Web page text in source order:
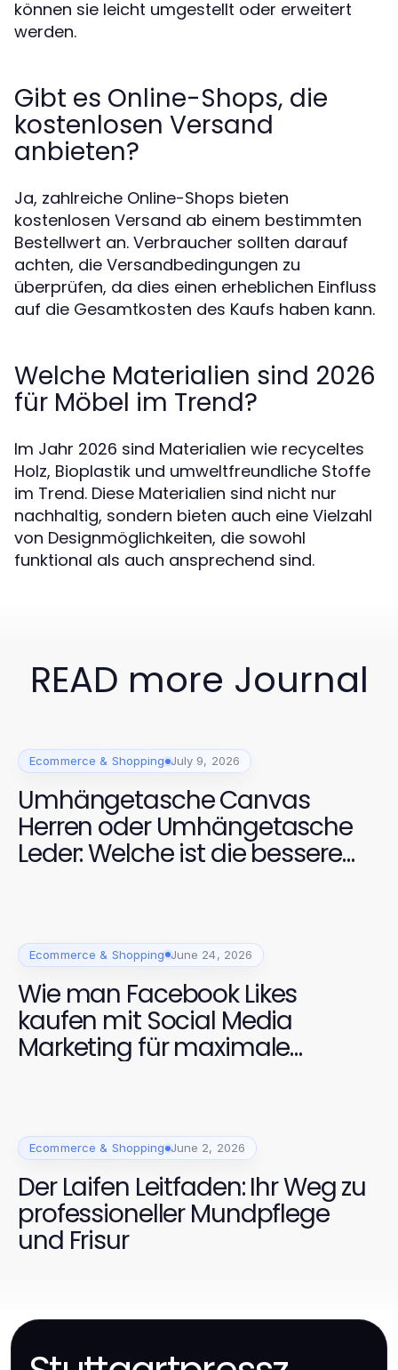
können sie leicht umgestellt oder erweitert
werden.
Gibt es Online-Shops, die
kostenlosen Versand
anbieten?
Ja, zahlreiche Online-Shops bieten
kostenlosen Versand ab einem bestimmten
Bestellwert an. Verbraucher sollten darauf
achten, die Versandbedingungen zu
überprüfen, da dies einen erheblichen Einfluss
auf die Gesamtkosten des Kaufs haben kann.
Welche Materialien sind 2026
für Möbel im Trend?
Im Jahr 2026 sind Materialien wie recyceltes
Holz, Bioplastik und umweltfreundliche Stoffe
im Trend. Diese Materialien sind nicht nur
nachhaltig, sondern bieten auch eine Vielzahl
von Designmöglichkeiten, die sowohl
funktional als auch ansprechend sind.
READ more Journal
Ecommerce & Shopping July 9, 2026
Umhängetasche Canvas
Herren oder Umhängetasche
Leder: Welche ist die bessere
Ecommerce & Shopping June 24, 2026
Wie man Facebook Likes
kaufen mit Social Media
Marketing für maximale
Ecommerce & Shopping June 2, 2026
Der Laifen Leitfaden: Ihr Weg zu
professioneller Mundpflege
und Frisur